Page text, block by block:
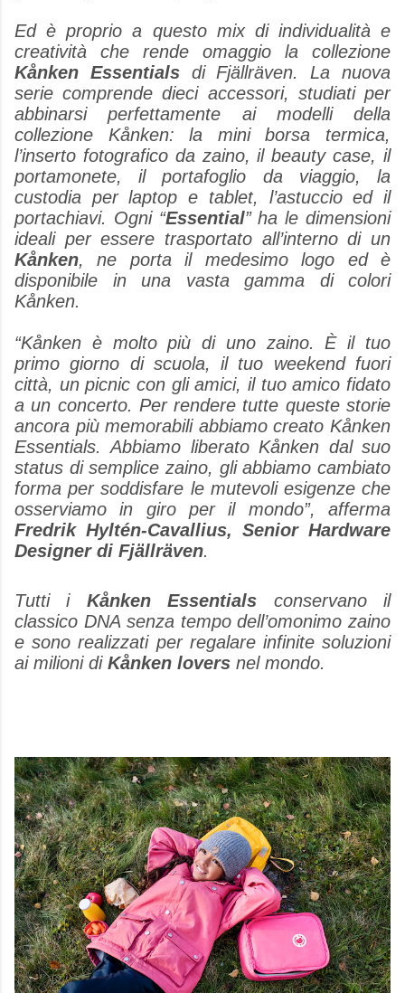
Ed è proprio a questo mix di individualità e
creatività che rende omaggio la collezione
Kånken Essentialsdi Fjällräven. La nuova
serie comprende dieci accessori, studiati per
abbinarsi perfettamente ai modelli della
collezione Kånken: la mini borsa termica,
l’inserto fotografico da zaino, il beauty case, il
portamonete, il portafoglio da viaggio, la
custodia per laptop e tablet, l’astuccio ed il
portachiavi. Ogni “Essential” ha le dimensioni
ideali per essere trasportato all’interno di un
Kånken, ne porta il medesimo logo ed è
disponibile in una vasta gamma di colori
Kånken.
“Kånken è molto più di uno zaino. È il tuo
primo giorno di scuola, il tuo weekend fuori
città, un picnic con gli amici, il tuo amico fidato
a un concerto. Per rendere tutte queste storie
ancora più memorabili abbiamo creato Kånken
Essentials. Abbiamo liberato Kånken dal suo
status di semplice zaino, gli abbiamo cambiato
forma per soddisfare le mutevoli esigenze che
osserviamo in giro per il mondo”, afferma
Fredrik Hyltén-Cavallius, Senior Hardware
Designer di Fjällräven.
Tutti i Kånken Essentials conservano il
classico DNA senza tempo dell’omonimo zaino
e sono realizzati per regalare infinite soluzioni
ai milioni di Kånken lovers nel mondo.